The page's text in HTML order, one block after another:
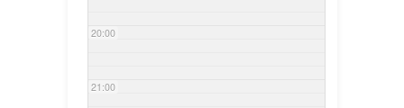
20:00
21:00